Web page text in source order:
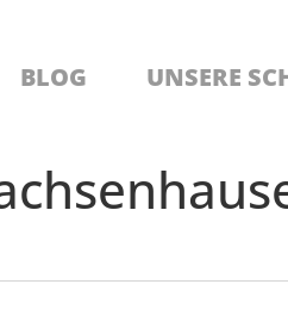
BLOG UNSERE